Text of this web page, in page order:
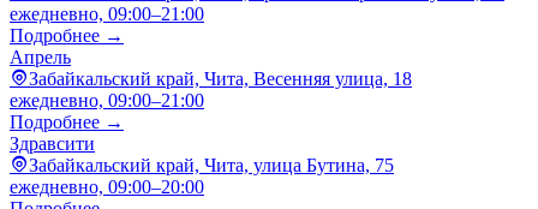
ежедневно, 09:00–21:00
Подробнее →
Апрель
Забайкальский край, Чита, Весенняя улица, 18
ежедневно, 09:00–21:00
Подробнее →
Здравсити
Забайкальский край, Чита, улица Бутина, 75
ежедневно, 09:00–20:00